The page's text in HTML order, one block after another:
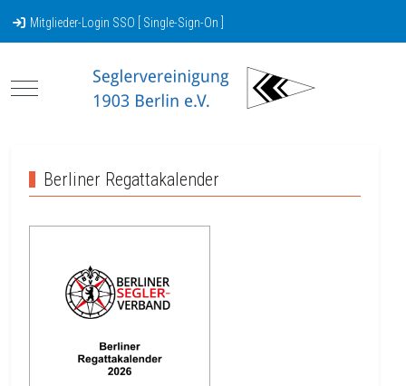
Mitglieder-Login SSO [ Single-Sign-On ]
Mobile Menu Toggle
Berliner Regattakalender